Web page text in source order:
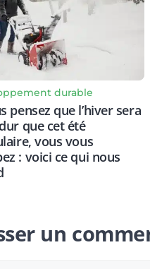
durable
pensez que l’hiver sera
que cet été
vous vous
: voici ce qui nous
un